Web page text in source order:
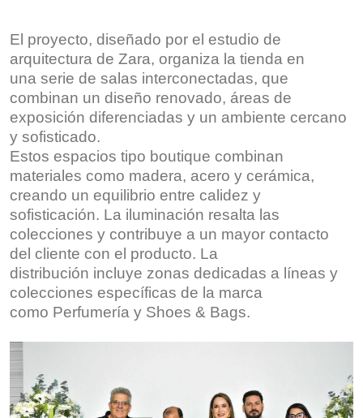
El proyecto, diseñado por el estudio de
arquitectura de Zara, organiza la tienda en
una serie de salas interconectadas, que
combinan un diseño renovado, áreas de
exposición diferenciadas y un ambiente cercano
y sofisticado.
Estos espacios tipo boutique combinan
materiales como madera, acero y cerámica,
creando un equilibrio entre calidez y
sofisticación. La iluminación resalta las
colecciones y contribuye a un mayor contacto
del cliente con el producto. La
distribución incluye zonas dedicadas a líneas y
colecciones específicas de la marca
como Perfumería y Shoes & Bags.